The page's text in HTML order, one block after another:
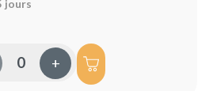
jours
+